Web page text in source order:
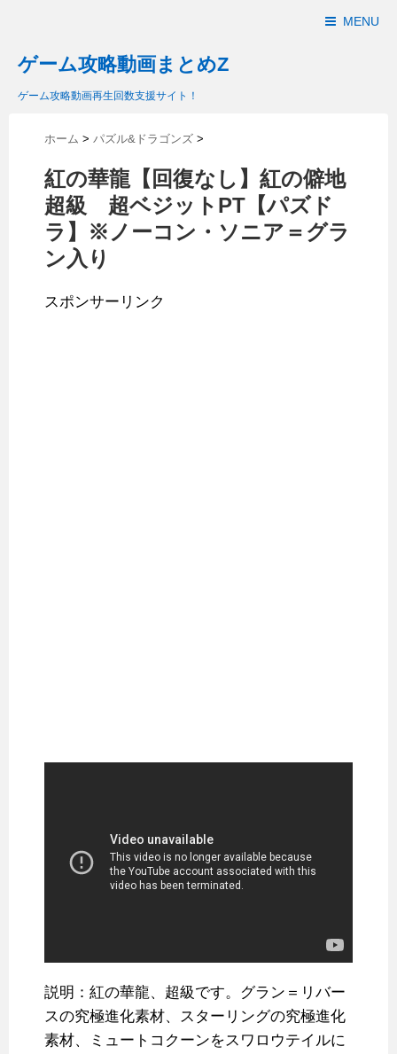
MENU
ゲーム攻略動画まとめZ
ゲーム攻略動画再生回数支援サイト！
ホーム > パズル&ドラゴンズ >
紅の華龍【回復なし】紅の僻地
超級 超ベジットPT【パズド
ラ】※ノーコン・ソニア＝グラ
ン入り
スポンサーリンク
説明：紅の華龍、超級です。グラン＝リバー
スの究極進化素材、スターリングの究極進化
素材、ミュートコクーンをスワロウテイルに